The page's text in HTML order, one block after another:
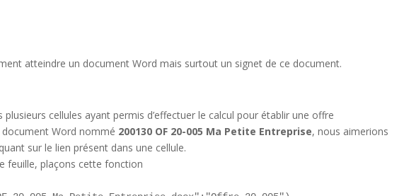
atteindre un document Word mais surtout un signet de ce document.
cellules ayant permis d’effectuer le calcul pour établir une offre
document Word nommé 200130 OF 20-005 Ma Petite Entreprise, nous aimerions
sur le lien présent dans une cellule.
feuille, plaçons cette fonction